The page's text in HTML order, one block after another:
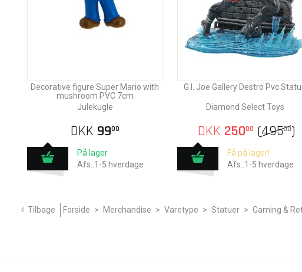
Decorative figure Super Mario with
mushroom PVC 7cm
Julekugle
DKK 9900
På lager
Afs.:1-5 hverdage
G.I. Joe Gallery Destro Pvc
Diamond Select Toys
DKK 25000 (49500)
Få på lager!
Afs.:1-5 hverdage
Tilbage Forside > Merchandise > Varetype > Statuer > Gaming &